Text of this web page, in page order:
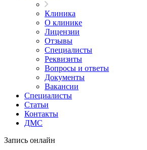
Клиника
О клинике
Лицензии
Отзывы
Специалисты
Реквизиты
Вопросы и ответы
Документы
Вакансии
Специалисты
Статьи
Контакты
ДМС
Запись онлайн